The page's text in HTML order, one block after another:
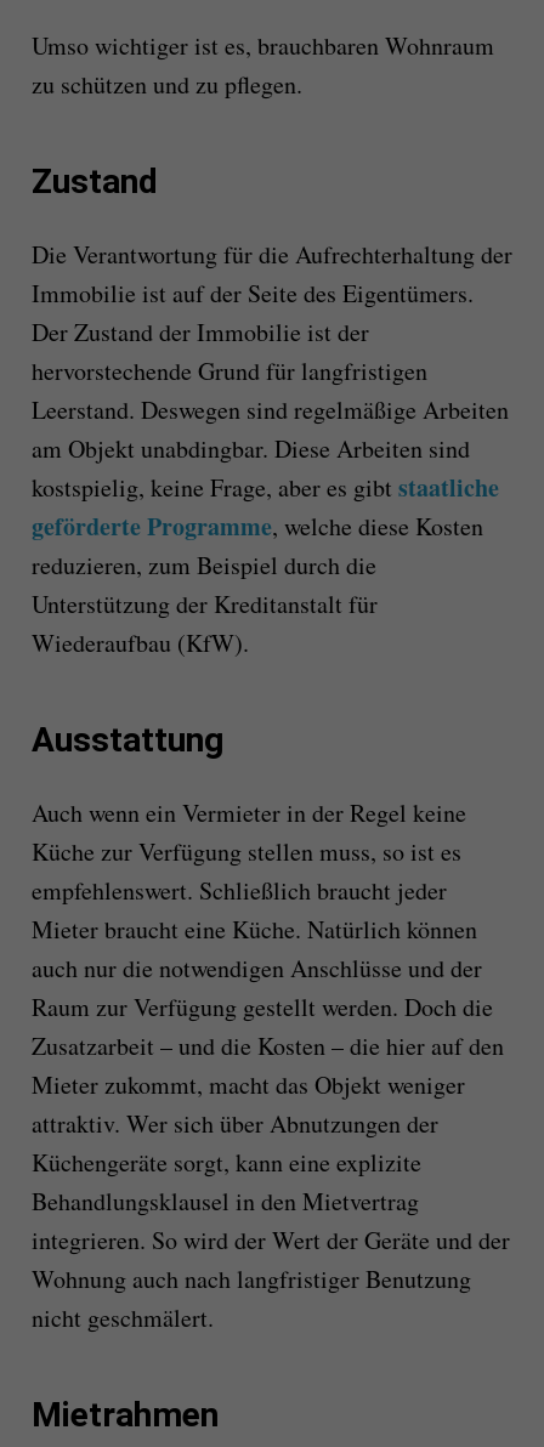
Umso wichtiger ist es, brauchbaren Wohnraum
zu schützen und zu pflegen.
Zustand
Die Verantwortung für die Aufrechterhaltung der
Immobilie ist auf der Seite des Eigentümers.
Der Zustand der Immobilie ist der
hervorstechende Grund für langfristigen
Leerstand. Deswegen sind regelmäßige Arbeiten
am Objekt unabdingbar. Diese Arbeiten sind
kostspielig, keine Frage, aber es gibt staatliche
geförderte Programme, welche diese Kosten
reduzieren, zum Beispiel durch die
Unterstützung der Kreditanstalt für
Wiederaufbau (KfW).
Ausstattung
Auch wenn ein Vermieter in der Regel keine
Küche zur Verfügung stellen muss, so ist es
empfehlenswert. Schließlich braucht jeder
Mieter braucht eine Küche. Natürlich können
auch nur die notwendigen Anschlüsse und der
Raum zur Verfügung gestellt werden. Doch die
Zusatzarbeit – und die Kosten – die hier auf den
Mieter zukommt, macht das Objekt weniger
attraktiv. Wer sich über Abnutzungen der
Küchengeräte sorgt, kann eine explizite
Behandlungsklausel in den Mietvertrag
integrieren. So wird der Wert der Geräte und der
Wohnung auch nach langfristiger Benutzung
nicht geschmälert.
Mietrahmen